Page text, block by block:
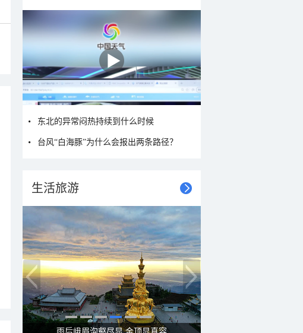
东北的异常闷热持续到什么时候
台风“白海豚”为什么会报出两条路径？
生活旅游